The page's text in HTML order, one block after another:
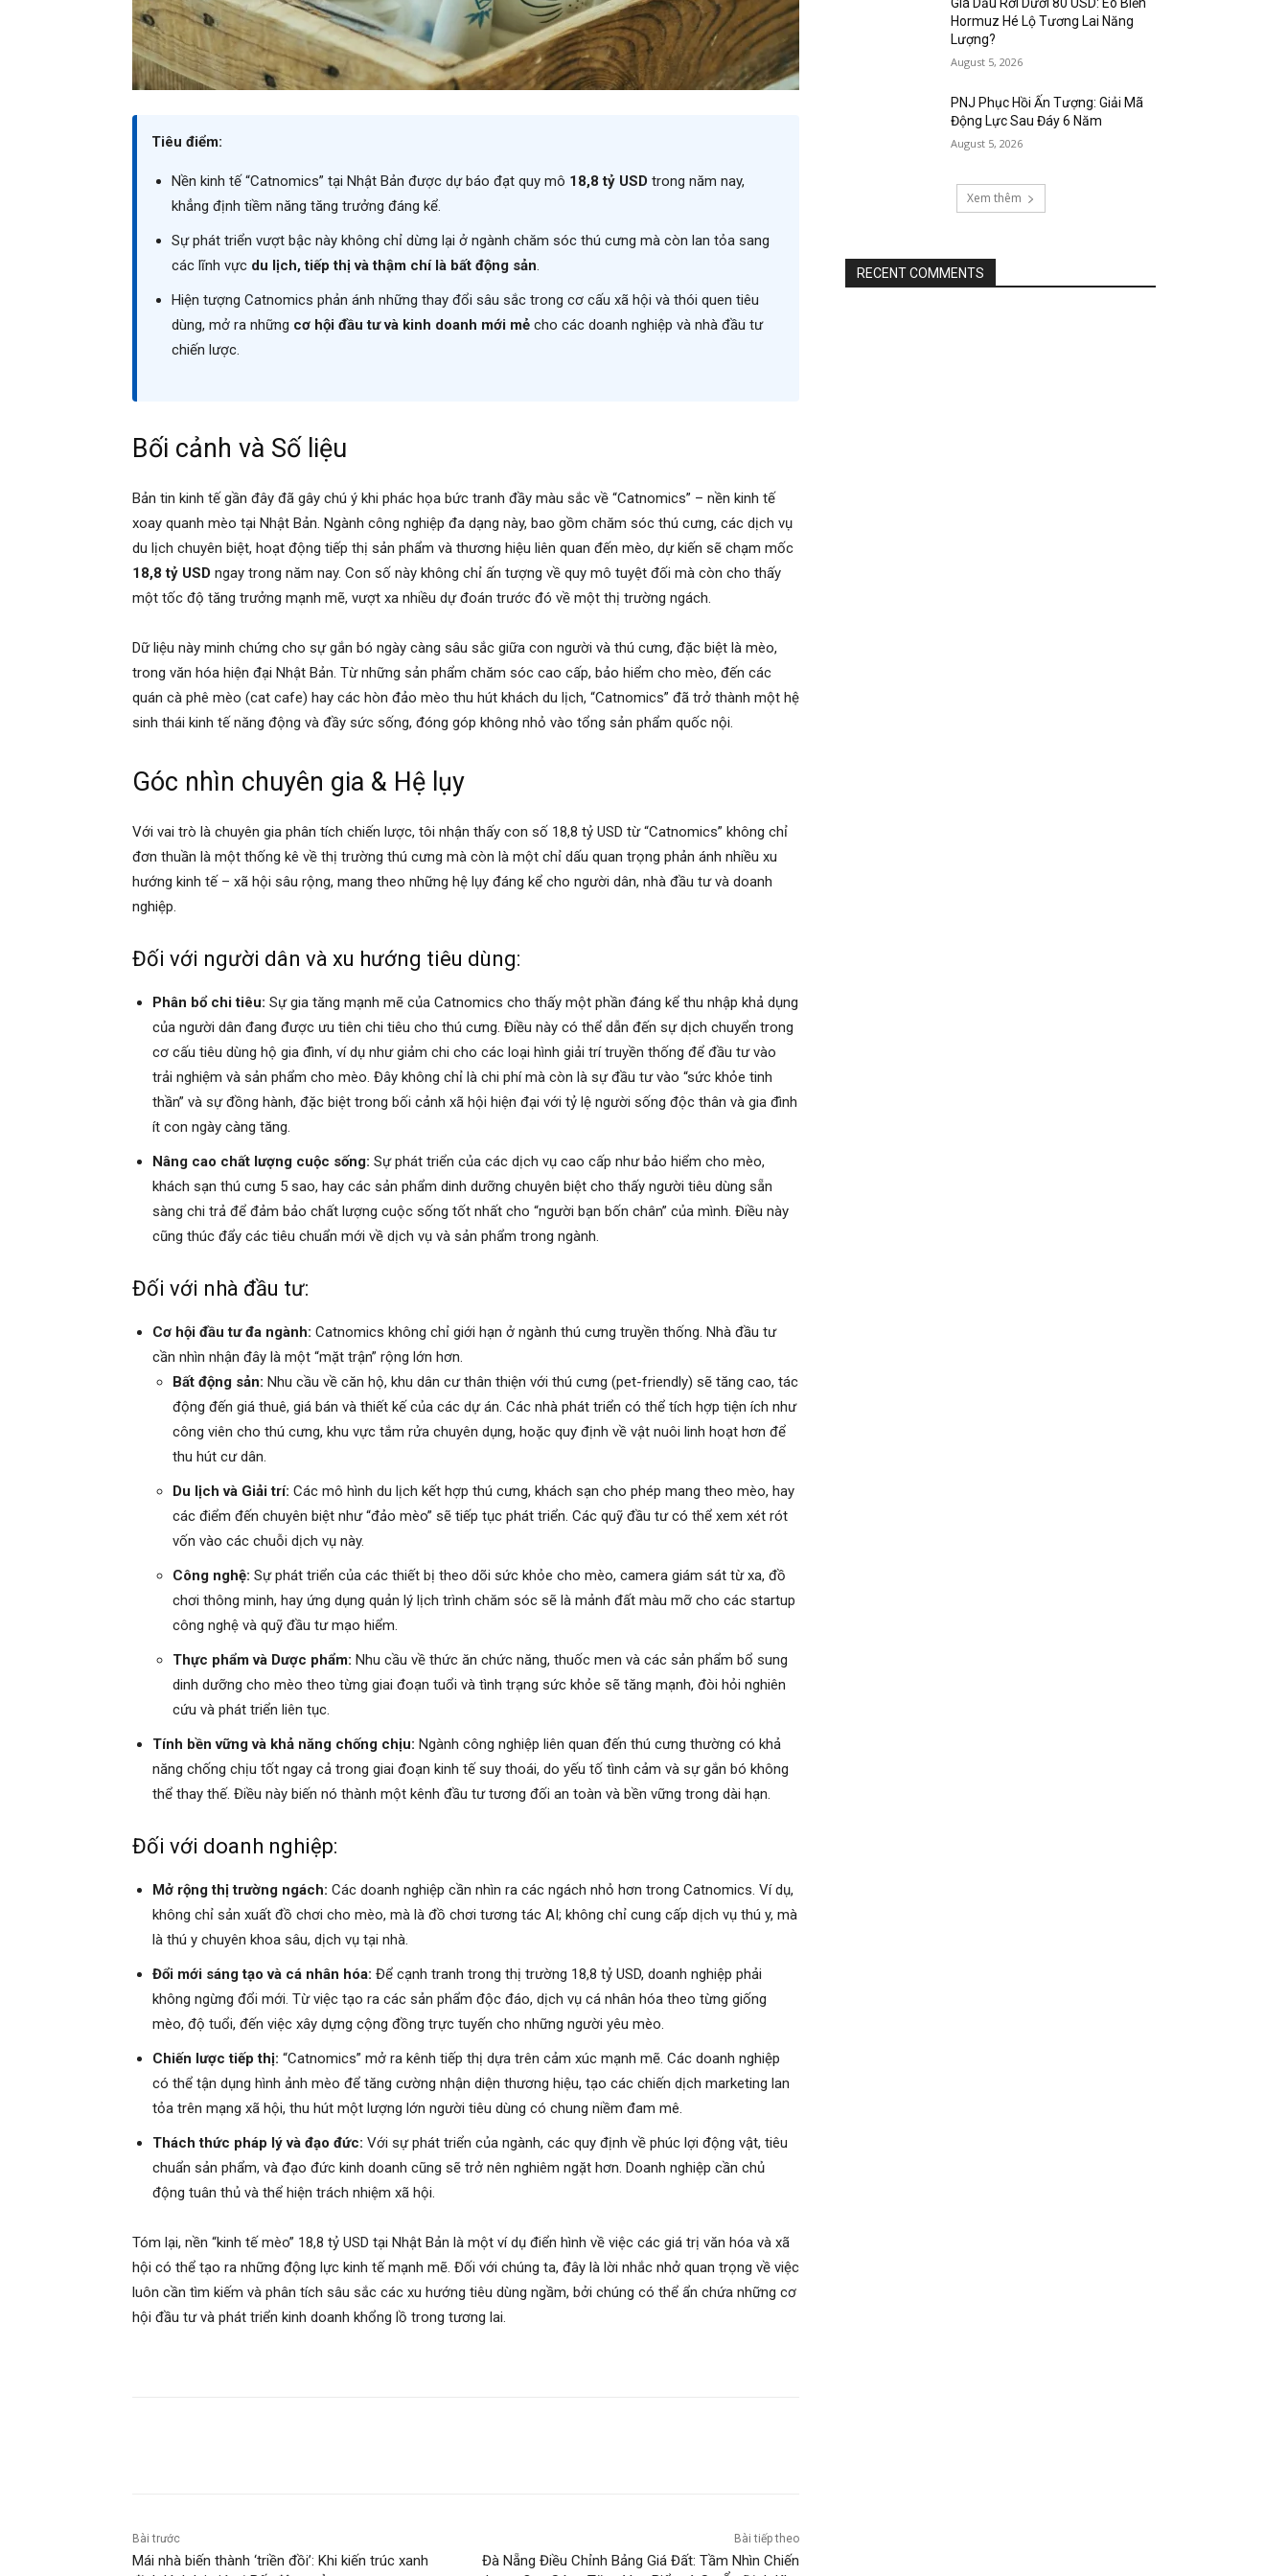
Tiêu điểm:
Nền kinh tế “Catnomics” tại Nhật Bản được dự báo đạt quy mô 18,8 tỷ USD trong năm nay,
khẳng định tiềm năng tăng trưởng đáng kể.
Sự phát triển vượt bậc này không chỉ dừng lại ở ngành chăm sóc thú cưng mà còn lan tỏa sang
các lĩnh vực du lịch, tiếp thị và thậm chí là bất động sản.
Hiện tượng Catnomics phản ánh những thay đổi sâu sắc trong cơ cấu xã hội và thói quen tiêu
dùng, mở ra những cơ hội đầu tư và kinh doanh mới mẻ cho các doanh nghiệp và nhà đầu tư
chiến lược.
Bối cảnh và Số liệu
Bản tin kinh tế gần đây đã gây chú ý khi phác họa bức tranh đầy màu sắc về “Catnomics” – nền kinh tế
xoay quanh mèo tại Nhật Bản. Ngành công nghiệp đa dạng này, bao gồm chăm sóc thú cưng, các dịch vụ
du lịch chuyên biệt, hoạt động tiếp thị sản phẩm và thương hiệu liên quan đến mèo, dự kiến sẽ chạm mốc
18,8 tỷ USD ngay trong năm nay. Con số này không chỉ ấn tượng về quy mô tuyệt đối mà còn cho thấy
một tốc độ tăng trưởng mạnh mẽ, vượt xa nhiều dự đoán trước đó về một thị trường ngách.
Dữ liệu này minh chứng cho sự gắn bó ngày càng sâu sắc giữa con người và thú cưng, đặc biệt là mèo,
trong văn hóa hiện đại Nhật Bản. Từ những sản phẩm chăm sóc cao cấp, bảo hiểm cho mèo, đến các
quán cà phê mèo (cat cafe) hay các hòn đảo mèo thu hút khách du lịch, “Catnomics” đã trở thành một hệ
sinh thái kinh tế năng động và đầy sức sống, đóng góp không nhỏ vào tổng sản phẩm quốc nội.
Góc nhìn chuyên gia & Hệ lụy
Với vai trò là chuyên gia phân tích chiến lược, tôi nhận thấy con số 18,8 tỷ USD từ “Catnomics” không chỉ
đơn thuần là một thống kê về thị trường thú cưng mà còn là một chỉ dấu quan trọng phản ánh nhiều xu
hướng kinh tế – xã hội sâu rộng, mang theo những hệ lụy đáng kể cho người dân, nhà đầu tư và doanh
nghiệp.
Đối với người dân và xu hướng tiêu dùng:
Phân bổ chi tiêu: Sự gia tăng mạnh mẽ của Catnomics cho thấy một phần đáng kể thu nhập khả dụng
của người dân đang được ưu tiên chi tiêu cho thú cưng. Điều này có thể dẫn đến sự dịch chuyển trong
cơ cấu tiêu dùng hộ gia đình, ví dụ như giảm chi cho các loại hình giải trí truyền thống để đầu tư vào
trải nghiệm và sản phẩm cho mèo. Đây không chỉ là chi phí mà còn là sự đầu tư vào “sức khỏe tinh
thần” và sự đồng hành, đặc biệt trong bối cảnh xã hội hiện đại với tỷ lệ người sống độc thân và gia đình
ít con ngày càng tăng.
Nâng cao chất lượng cuộc sống: Sự phát triển của các dịch vụ cao cấp như bảo hiểm cho mèo,
khách sạn thú cưng 5 sao, hay các sản phẩm dinh dưỡng chuyên biệt cho thấy người tiêu dùng sẵn
sàng chi trả để đảm bảo chất lượng cuộc sống tốt nhất cho “người bạn bốn chân” của mình. Điều này
cũng thúc đẩy các tiêu chuẩn mới về dịch vụ và sản phẩm trong ngành.
Đối với nhà đầu tư:
Cơ hội đầu tư đa ngành: Catnomics không chỉ giới hạn ở ngành thú cưng truyền thống. Nhà đầu tư
cần nhìn nhận đây là một “mặt trận” rộng lớn hơn.
Bất động sản: Nhu cầu về căn hộ, khu dân cư thân thiện với thú cưng (pet-friendly) sẽ tăng cao, tác
động đến giá thuê, giá bán và thiết kế của các dự án. Các nhà phát triển có thể tích hợp tiện ích như
công viên cho thú cưng, khu vực tắm rửa chuyên dụng, hoặc quy định về vật nuôi linh hoạt hơn để
thu hút cư dân.
Du lịch và Giải trí: Các mô hình du lịch kết hợp thú cưng, khách sạn cho phép mang theo mèo, hay
các điểm đến chuyên biệt như “đảo mèo” sẽ tiếp tục phát triển. Các quỹ đầu tư có thể xem xét rót
vốn vào các chuỗi dịch vụ này.
Công nghệ: Sự phát triển của các thiết bị theo dõi sức khỏe cho mèo, camera giám sát từ xa, đồ
chơi thông minh, hay ứng dụng quản lý lịch trình chăm sóc sẽ là mảnh đất màu mỡ cho các startup
công nghệ và quỹ đầu tư mạo hiểm.
Thực phẩm và Dược phẩm: Nhu cầu về thức ăn chức năng, thuốc men và các sản phẩm bổ sung
dinh dưỡng cho mèo theo từng giai đoạn tuổi và tình trạng sức khỏe sẽ tăng mạnh, đòi hỏi nghiên
cứu và phát triển liên tục.
Tính bền vững và khả năng chống chịu: Ngành công nghiệp liên quan đến thú cưng thường có khả
năng chống chịu tốt ngay cả trong giai đoạn kinh tế suy thoái, do yếu tố tình cảm và sự gắn bó không
thể thay thế. Điều này biến nó thành một kênh đầu tư tương đối an toàn và bền vững trong dài hạn.
Đối với doanh nghiệp:
Mở rộng thị trường ngách: Các doanh nghiệp cần nhìn ra các ngách nhỏ hơn trong Catnomics. Ví dụ,
không chỉ sản xuất đồ chơi cho mèo, mà là đồ chơi tương tác AI; không chỉ cung cấp dịch vụ thú y, mà
là thú y chuyên khoa sâu, dịch vụ tại nhà.
Đổi mới sáng tạo và cá nhân hóa: Để cạnh tranh trong thị trường 18,8 tỷ USD, doanh nghiệp phải
không ngừng đổi mới. Từ việc tạo ra các sản phẩm độc đáo, dịch vụ cá nhân hóa theo từng giống
mèo, độ tuổi, đến việc xây dựng cộng đồng trực tuyến cho những người yêu mèo.
Chiến lược tiếp thị: “Catnomics” mở ra kênh tiếp thị dựa trên cảm xúc mạnh mẽ. Các doanh nghiệp
có thể tận dụng hình ảnh mèo để tăng cường nhận diện thương hiệu, tạo các chiến dịch marketing lan
tỏa trên mạng xã hội, thu hút một lượng lớn người tiêu dùng có chung niềm đam mê.
Thách thức pháp lý và đạo đức: Với sự phát triển của ngành, các quy định về phúc lợi động vật, tiêu
chuẩn sản phẩm, và đạo đức kinh doanh cũng sẽ trở nên nghiêm ngặt hơn. Doanh nghiệp cần chủ
động tuân thủ và thể hiện trách nhiệm xã hội.
Tóm lại, nền “kinh tế mèo” 18,8 tỷ USD tại Nhật Bản là một ví dụ điển hình về việc các giá trị văn hóa và xã
hội có thể tạo ra những động lực kinh tế mạnh mẽ. Đối với chúng ta, đây là lời nhắc nhở quan trọng về việc
luôn cần tìm kiếm và phân tích sâu sắc các xu hướng tiêu dùng ngầm, bởi chúng có thể ẩn chứa những cơ
hội đầu tư và phát triển kinh doanh khổng lồ trong tương lai.
Bài trước
Mái nhà biến thành ‘triền đồi’: Khi kiến trúc xanh
Bài tiếp theo
Đà Nẵng Điều Chỉnh Bảng Giá Đất: Tầm Nhìn Chiến
Hormuz Hé Lộ Tương Lai Năng
Lượng?
August 5, 2026
PNJ Phục Hồi Ấn Tượng: Giải Mã
Động Lực Sau Đáy 6 Năm
August 5, 2026
Xem thêm
RECENT COMMENTS